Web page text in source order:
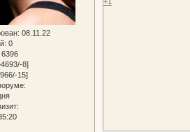
: 08.11.22
0
6396
8]
15]